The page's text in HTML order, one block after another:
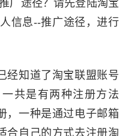
广途径？请先登陆淘宝
信息--推广途径，进行
经知道了淘宝联盟账号
共是有两种注册方法
，一种是通过电子邮箱
合自己的方式去注册淘